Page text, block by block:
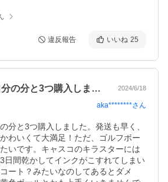
違反報告 いいね 25
両親に頼まれて自分の分と3つ購入しまし… 2024/6/18
aka********さん
分と3つ購入しました。発送も早く、
わいくて大満足！ただ、ゴルフボー
いです。キャスコのキラスターには
日間乾かしてインクがこすれてしまい
ート？みたいなのしてあるとダメ